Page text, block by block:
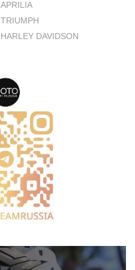
APRILIA
TRIUMPH
HARLEY DAVIDSON